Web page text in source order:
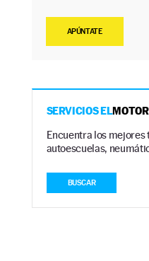
APÚNTATE
SERVICIOS ELMOTOR
Encuentra los mejores
autoescuelas,
BUSCAR